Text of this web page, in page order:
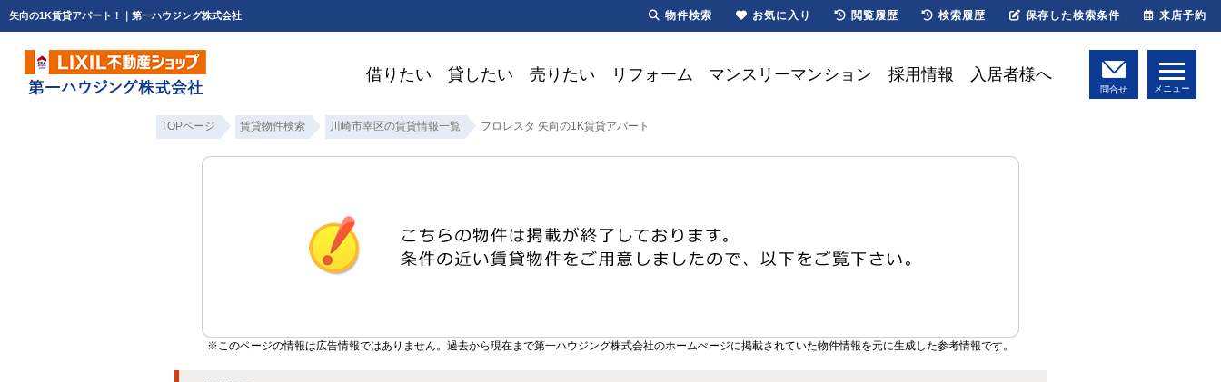
矢向の1K賃貸アパート！｜第一ハウジング株式会社
借りたい 貸したい 売りたい リフォーム マンスリーマンション 採用情報 入居者様へ
問合せ メニュー
TOPページ 賃貸物件検索 川崎市幸区の賃貸情報一覧 フロレスタ 矢向の1K賃貸アパート
※このページの情報は広告情報ではありません。過去から現在まで第一ハウジング株式会社のホームぺージに掲載されていた物件情報を元に生成した参考情報です。
物件検索 お気に入り 閲覧履歴 検索履歴 保存した検索条件 来店予約